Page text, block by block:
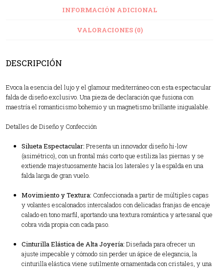
INFORMACIÓN ADICIONAL
VALORACIONES (0)
DESCRIPCIÓN
Evoca la esencia del lujo y el glamour mediterráneo con esta espectacular
falda de diseño exclusivo. Una pieza de declaración que fusiona con
maestría el romanticismo bohemio y un magnetismo brillante inigualable.
Detalles de Diseño y Confección
Silueta Espectacular: Presenta un innovador diseño hi-low
(asimétrico), con un frontal más corto que estiliza las piernas y se
extiende majestuosamente hacia los laterales y la espalda en una
falda larga de gran vuelo.
Movimiento y Textura: Confeccionada a partir de múltiples capas
y volantes escalonados intercalados con delicadas franjas de encaje
calado en tono marfil, aportando una textura romántica y artesanal que
cobra vida propia con cada paso.
Cinturilla Elástica de Alta Joyería: Diseñada para ofrecer un
ajuste impecable y cómodo sin perder un ápice de elegancia, la
cinturilla elástica viene sutilmente ornamentada con cristales, y una